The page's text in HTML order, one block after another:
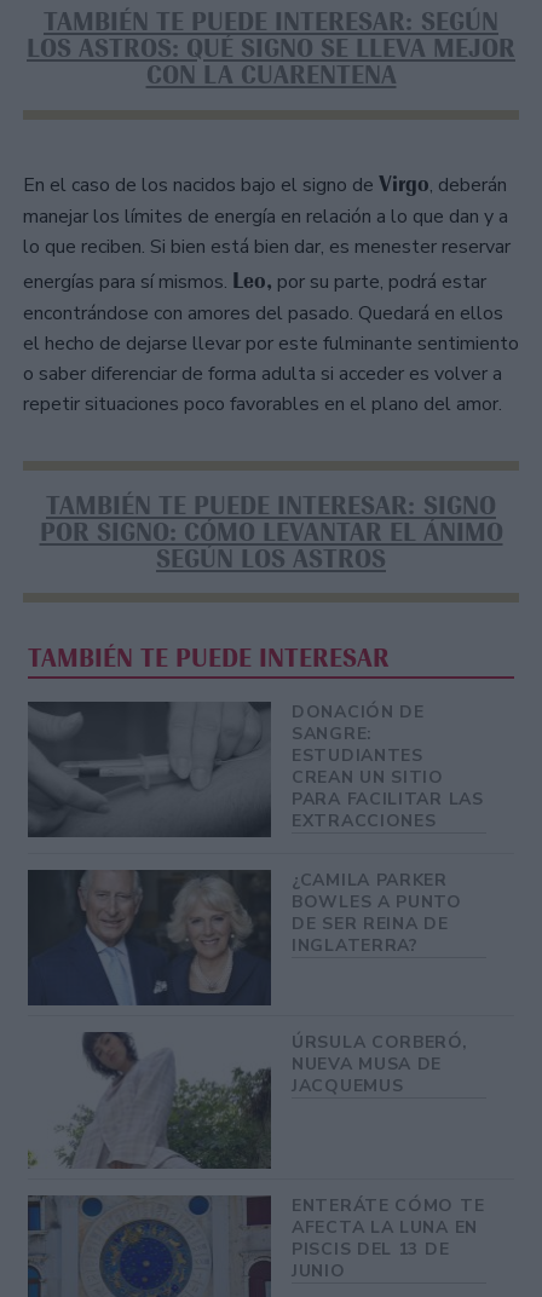
TAMBIÉN TE PUEDE INTERESAR: SEGÚN
LOS ASTROS: QUÉ SIGNO SE LLEVA MEJOR
CON LA CUARENTENA
En el caso de los nacidos bajo el signo de Virgo, deberán
manejar los límites de energía en relación a lo que dan y a
lo que reciben. Si bien está bien dar, es menester reservar
energías para sí mismos. Leo, por su parte, podrá estar
encontrándose con amores del pasado. Quedará en ellos
el hecho de dejarse llevar por este fulminante sentimiento
o saber diferenciar de forma adulta si acceder es volver a
repetir situaciones poco favorables en el plano del amor.
TAMBIÉN TE PUEDE INTERESAR: SIGNO
POR SIGNO: CÓMO LEVANTAR EL ÁNIMO
SEGÚN LOS ASTROS
TAMBIÉN TE PUEDE INTERESAR
DONACIÓN DE
SANGRE:
ESTUDIANTES
CREAN UN SITIO
PARA FACILITAR LAS
EXTRACCIONES
¿CAMILA PARKER
BOWLES A PUNTO
DE SER REINA DE
INGLATERRA?
ÚRSULA CORBERÓ,
NUEVA MUSA DE
JACQUEMUS
ENTERÁTE CÓMO TE
AFECTA LA LUNA EN
PISCIS DEL 13 DE
JUNIO